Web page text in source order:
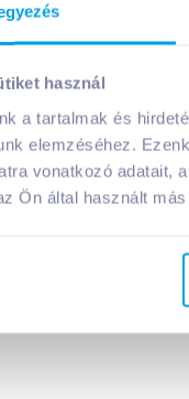
használ
a tartalmak és
elemzéséhez.
vonatkozó adatait,
Ön által használt